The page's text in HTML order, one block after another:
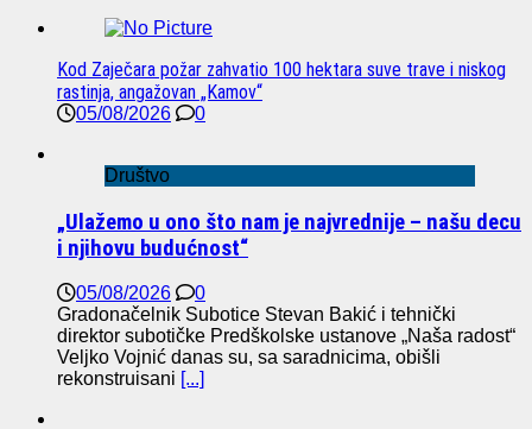
Kod Zaječara požar zahvatio 100 hektara suve trave i niskog
rastinja, angažovan „Kamov“
05/08/2026 0
Društvo
„Ulažemo u ono što nam je najvrednije – našu decu
i njihovu budućnost“
05/08/2026
0
Gradonačelnik Subotice Stevan Bakić i tehnički
direktor subotičke Predškolske ustanove „Naša radost“
Veljko Vojnić danas su, sa saradnicima, obišli
rekonstruisani [...]